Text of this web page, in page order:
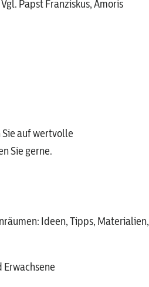
Papst Franziskus, Amoris
Sie auf wertvolle
Sie gerne.
Ideen, Tipps, Materialien,